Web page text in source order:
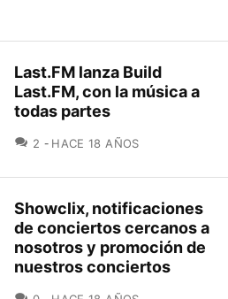
Last.FM lanza Build
Last.FM, con la música a
todas partes
2 COMENTARIOS
HACE 18 AÑOS
Showclix, notificaciones
de conciertos cercanos a
nosotros y promoción de
nuestros conciertos